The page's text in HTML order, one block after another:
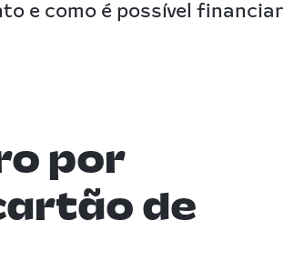
e como é possível financiar
por
de